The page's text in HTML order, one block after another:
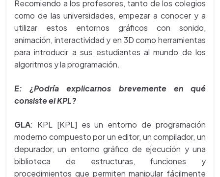
Recomiendo a los profesores, tanto de los colegios
como de las universidades, empezar a conocer y a
utilizar estos entornos gráficos con sonido,
animación, interactividad y en 3D como herramientas
para introducir a sus estudiantes al mundo de los
algoritmos y la programación.
E: ¿Podría explicarnos brevemente en qué
consiste el KPL?
GLA: KPL [KPL] es un entorno de programación
moderno compuesto por un editor, un compilador, un
depurador, un entorno gráfico de ejecución y una
biblioteca de estructuras, funciones y
procedimientos que permiten manipular fácilmente